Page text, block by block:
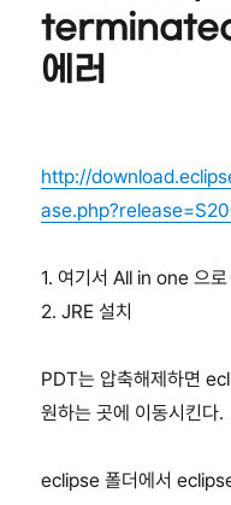
에러
http://
1. 여기서 All in one 으로
2. JRE 설치
PDT는 압축해제하면
원하는 곳에 이동시킨다.
eclipse 폴더에서